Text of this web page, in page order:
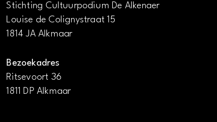
Stichting Cultuurpodium De Alkenaer
Louise de Colignystraat 15
1814 JA Alkmaar
Bezoekadres
Ritsevoort 36
1811 DP Alkmaar